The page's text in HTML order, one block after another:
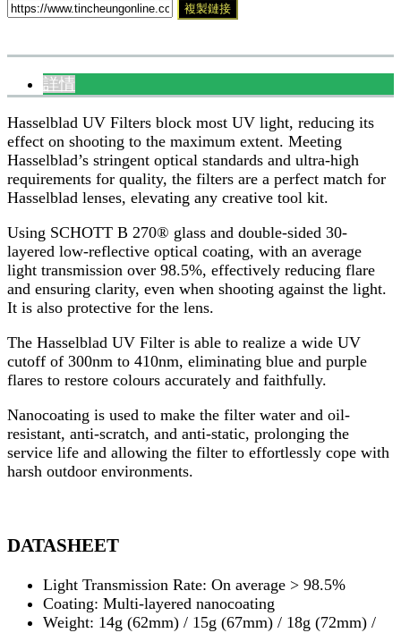
複製鏈接
詳情
Hasselblad UV Filters block most UV light, reducing its
effect on shooting to the maximum extent. Meeting
Hasselblad’s stringent optical standards and ultra-high
requirements for quality, the filters are a perfect match for
Hasselblad lenses, elevating any creative tool kit.
Using SCHOTT B 270® glass and double-sided 30-
layered low-reflective optical coating, with an average
light transmission over 98.5%, effectively reducing flare
and ensuring clarity, even when shooting against the light.
It is also protective for the lens.
The Hasselblad UV Filter is able to realize a wide UV
cutoff of 300nm to 410nm, eliminating blue and purple
flares to restore colours accurately and faithfully.
Nanocoating is used to make the filter water and oil-
resistant, anti-scratch, and anti-static, prolonging the
service life and allowing the filter to effortlessly cope with
harsh outdoor environments.
DATASHEET
Light Transmission Rate: On average > 98.5%
Coating: Multi-layered nanocoating
Weight: 14g (62mm) / 15g (67mm) / 18g (72mm) /